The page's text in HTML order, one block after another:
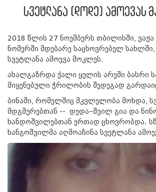
სვეტლანა (დოდე) ამოევას
2018 წლის 27 ნოემბერს თბილისში,
ნომერში მდებარე საცხოვრებელ
სვეტლანა ამოევა მოკლეს.
ახალგაზრდა ქალი ყელის არეში ბასრი
მიყენებული ჭრილობის შედეგად
ბინაში, რომელშიც მკვლელობა მოხდა,
მდგმურებთან -- დედა–შვილ გია და
ხანდოშვილებთან ერთად ცხოვრობდა.
ხანგოშვილმა აღმოაჩინა სვეტლანა